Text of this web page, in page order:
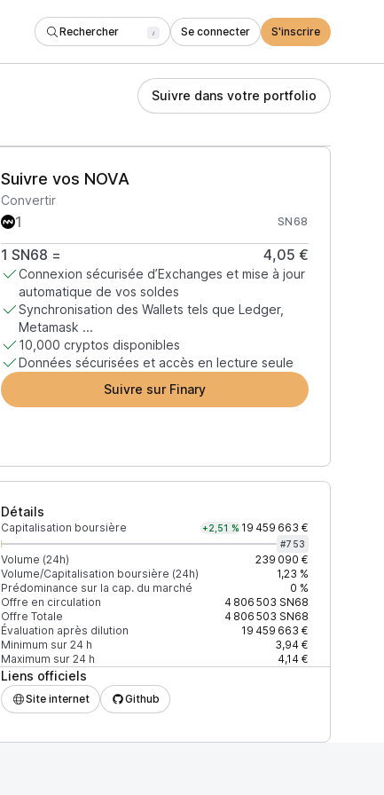
Rechercher / Se connecter S'inscrire
Suivre dans votre portfolio
Suivre vos NOVA
Convertir
SN68
1 SN68 = 4,05 €
Connexion sécurisée d’Exchanges et mise à jour
automatique de vos soldes
Synchronisation des Wallets tels que Ledger,
Metamask ...
10,000 cryptos disponibles
Données sécurisées et accès en lecture seule
Suivre sur Finary
Détails
Capitalisation boursière +2,51 % 19 459 663 €
#753
Volume (24h)
239 090 €
Volume/Capitalisation boursière (24h)
1,23 %
Prédominance sur la cap. du marché
0 %
Offre en circulation
4 806 503 SN68
Offre Totale
4 806 503 SN68
Évaluation après dilution
19 459 663 €
Minimum sur 24 h
3,94 €
Maximum sur 24 h
4,14 €
Liens officiels
Site internet Github
% du volume Confiance Mis à jour
100 % ÉLEVÉE